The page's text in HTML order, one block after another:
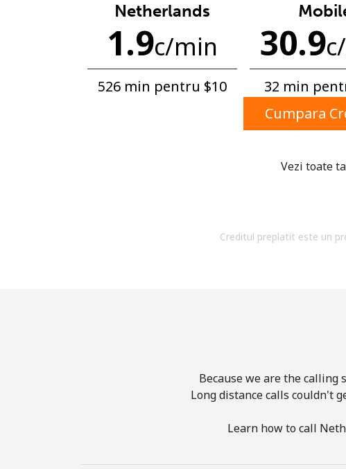
Netherlands
1.9c/min
526 min pentru ⁦$10⁩
30.9c
32 min
Cumpara
Vezi toate
Creditul preplatit este un
Because we are the calling
Long distance calls couldn't
Learn how to call